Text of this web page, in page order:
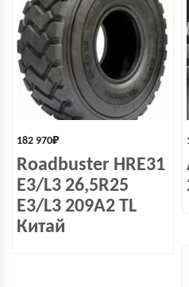
182 970₽
Roadbuster HRE31
E3/L3 26,5R25
E3/L3 209A2 TL
Китай